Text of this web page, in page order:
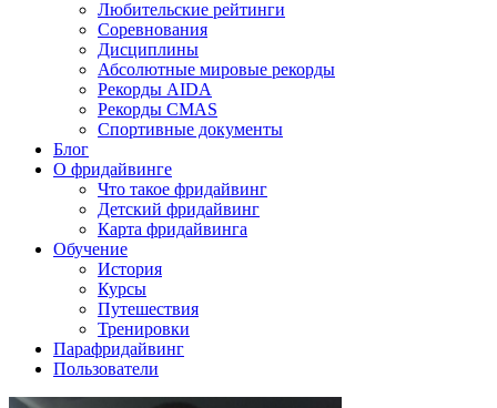
Любительские рейтинги
Соревнования
Дисциплины
Абсолютные мировые рекорды
Рекорды AIDA
Рекорды CMAS
Спортивные документы
Блог
О фридайвинге
Что такое фридайвинг
Детский фридайвинг
Карта фридайвинга
Обучение
История
Курсы
Путешествия
Тренировки
Парафридайвинг
Пользователи